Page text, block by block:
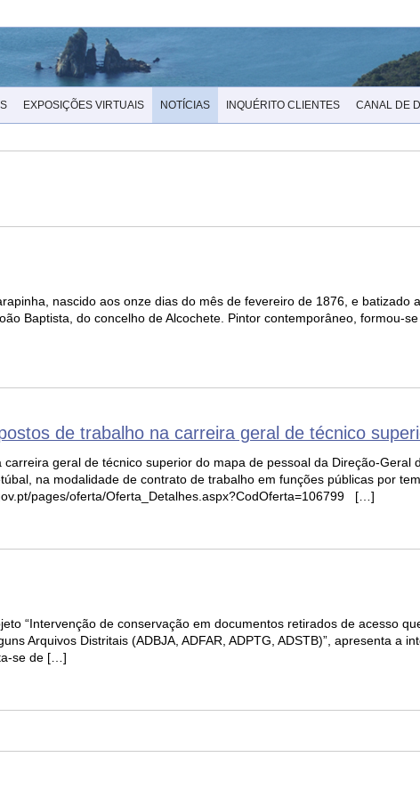
EXPOSIÇÕES VIRTUAIS NOTÍCIAS INQUÉRITO CLIENTES CANAL DE
nascido aos onze dias do mês de fevereiro de 1876, e batizado
Baptista, do concelho de Alcochete. Pintor contemporâneo, formou-
de trabalho na carreira geral de técnico
geral de técnico superior do mapa de pessoal da Direção-Geral
na modalidade de contrato de trabalho em funções públicas por
pages/oferta/Oferta_Detalhes.aspx?CodOferta=106799 […]
“Intervenção de conservação em documentos retirados de acesso
Arquivos Distritais (ADBJA, ADFAR, ADPTG, ADSTB)”, apresenta a
se de […]